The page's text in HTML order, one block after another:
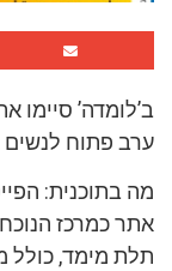
ב’לומדה’ סיימו
ערב פתוח
מה בתוכנית:
אתר כמרכז
תלת מימד, כולל